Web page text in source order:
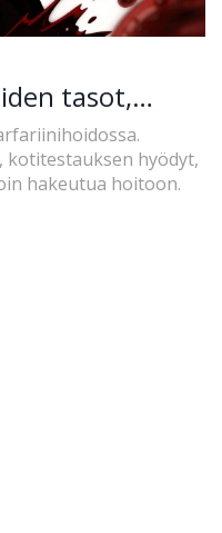
tasot,
kotitestauksen hyödyt,
hakeutua hoitoon.